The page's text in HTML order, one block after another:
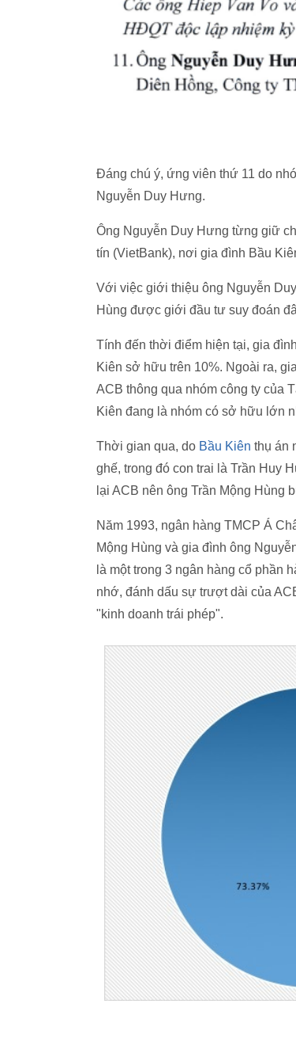
Đáng chú ý, ứng viên thứ 11 do
Nguyễn Duy Hưng.
Ông Nguyễn Duy Hưng từng giữ
tín (VietBank), nơi gia đình Bầu
Với việc giới thiệu ông Nguyễn
Hùng được giới đầu tư suy đoán
Tính đến thời điểm hiện tại, gia
Kiên sở hữu trên 10%. Ngoài ra,
ACB thông qua nhóm công ty của
Kiên đang là nhóm có sở hữu lớn
Thời gian qua, do Bầu Kiên thụ án
ghế, trong đó con trai là Trần Huy
lại ACB nên ông Trần Mộng Hùng
Năm 1993, ngân hàng TMCP Á
Mộng Hùng và gia đình ông
là một trong 3 ngân hàng cổ phần
nhớ, đánh dấu sự trượt dài của
"kinh doanh trái phép".